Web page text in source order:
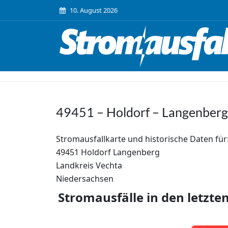
10. August 2026
49451 – Holdorf – Langenberg
Stromausfallkarte und historische Daten
49451 Holdorf Langenberg
Landkreis Vechta
Niedersachsen
Stromausfälle in den